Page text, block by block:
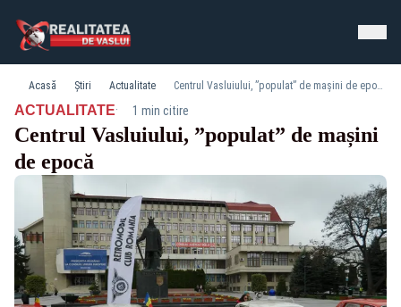
Acasă Știri Actualitate Centrul Vasluiului, ”populat” de mașini de epocă
ACTUALITATE· 1 min citire
Centrul Vasluiului, ”populat” de mașini
de epocă